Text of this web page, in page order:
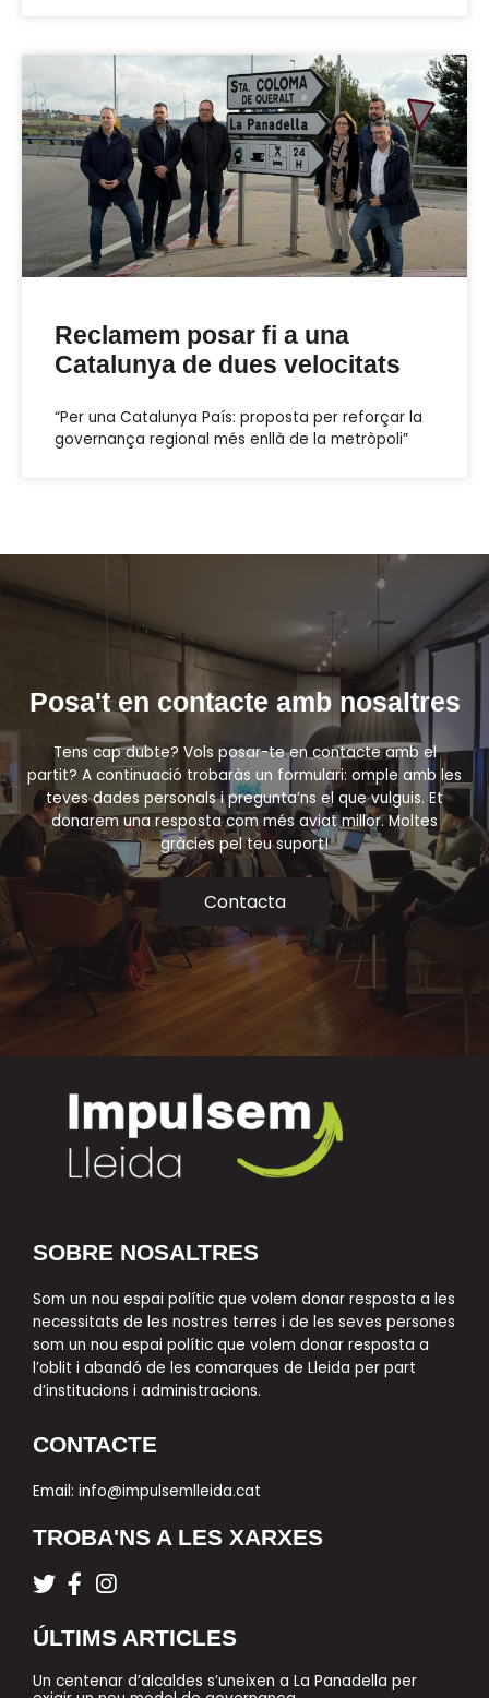
Reclamem posar fi a una
Catalunya de dues velocitats
“Per una Catalunya País: proposta per reforçar la
governança regional més enllà de la metròpoli”
Posa't en contacte amb nosaltres
Tens cap dubte? Vols posar-te en contacte amb el
partit? A continuació trobaràs un formulari: omple amb les
teves dades personals i pregunta’ns el que vulguis. Et
donarem una resposta com més aviat millor. Moltes
gràcies pel teu suport!
Contacta
SOBRE NOSALTRES
Som un nou espai polític que volem donar resposta a les
necessitats de les nostres terres i de les seves persones
som un nou espai polític que volem donar resposta a
l’oblit i abandó de les comarques de Lleida per part
d’institucions i administracions.
CONTACTE
Email: info@impulsemlleida.cat
TROBA'NS A LES XARXES
T
i
t
t
F
c
e
b
I
s
t
a
ÚLTIMS ARTICLES
Un centenar d’alcaldes s’uneixen a La Panadella per